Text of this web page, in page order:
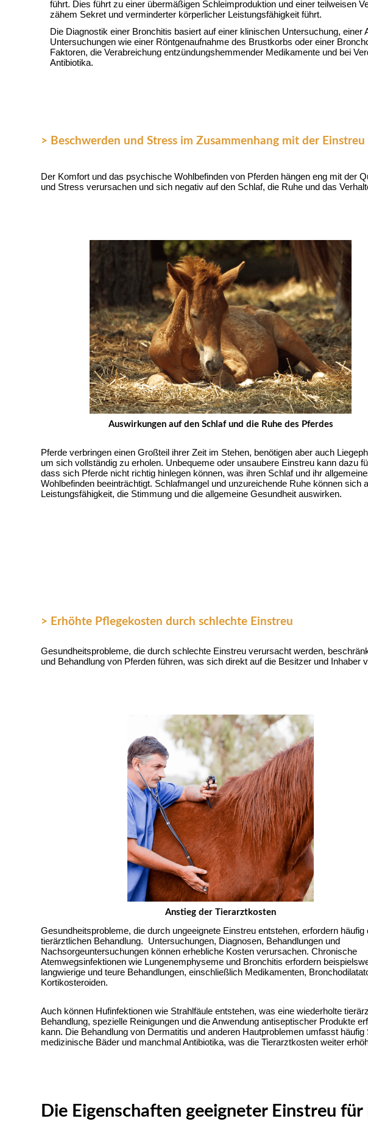
führt. Dies führt zu einer übermäßigen Schleimproduktion und einer teilweisen
zähem Sekret und verminderter körperlicher Leistungsfähigkeit führt.
Die Diagnostik einer Bronchitis basiert auf einer klinischen Untersuchung,
Untersuchungen wie einer Röntgenaufnahme des Brustkorbs oder einer
Faktoren, die Verabreichung entzündungshemmender Medikamente und bei
Antibiotika.
> Beschwerden und Stress im Zusammenhang mit der
Der Komfort und das psychische Wohlbefinden von Pferden hängen eng mit der
und Stress verursachen und sich negativ auf den Schlaf, die Ruhe und das
Auswirkungen auf den Schlaf und die Ruhe des Pferdes
Pferde verbringen einen Großteil ihrer Zeit im Stehen, benötigen aber auch
um sich vollständig zu erholen. Unbequeme oder unsaubere Einstreu kann dazu
dass sich Pferde nicht richtig hinlegen können, was ihren Schlaf und ihr
Wohlbefinden beeinträchtigt. Schlafmangel und unzureichende Ruhe können sich
Leistungsfähigkeit, die Stimmung und die allgemeine Gesundheit auswirken.
> Erhöhte Pflegekosten durch schlechte Einstreu
Gesundheitsprobleme, die durch schlechte Einstreu verursacht werden,
und Behandlung von Pferden führen, was sich direkt auf die Besitzer und Inhaber
Anstieg der Tierarztkosten
Gesundheitsprobleme, die durch ungeeignete Einstreu entstehen, erfordern häufig
tierärztlichen Behandlung.  Untersuchungen, Diagnosen, Behandlungen und
Nachsorgeuntersuchungen können erhebliche Kosten verursachen. Chronische
Atemwegsinfektionen wie Lungenemphyseme und Bronchitis erfordern
langwierige und teure Behandlungen, einschließlich Medikamenten,
Kortikosteroiden.
Auch können Hufinfektionen wie Strahlfäule entstehen, was eine wiederholte
Behandlung, spezielle Reinigungen und die Anwendung antiseptischer Produkte
kann. Die Behandlung von Dermatitis und anderen Hautproblemen umfasst häufig
medizinische Bäder und manchmal Antibiotika, was die Tierarztkosten weiter
Die Eigenschaften geeigneter Einstreu